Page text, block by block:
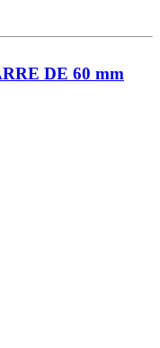
DE 60 mm